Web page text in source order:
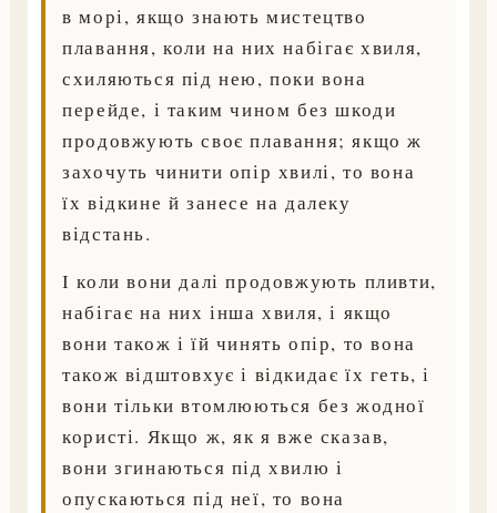
в морі, якщо знають мистецтво
плавання, коли на них набігає хвиля,
схиляються під нею, поки вона
перейде, і таким чином без шкоди
продовжують своє плавання; якщо ж
захочуть чинити опір хвилі, то вона
їх відкине й занесе на далеку
відстань.
І коли вони далі продовжують пливти,
набігає на них інша хвиля, і якщо
вони також і їй чинять опір, то вона
також відштовхує і відкидає їх геть, і
вони тільки втомлюються без жодної
користі. Якщо ж, як я вже сказав,
вони згинаються під хвилю і
опускаються під неї, то вона